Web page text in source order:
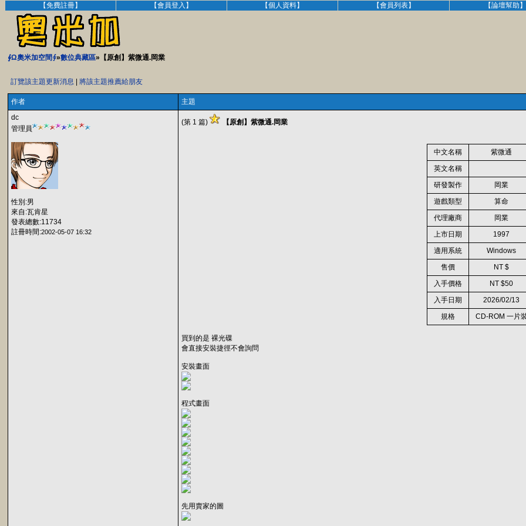
【免費註冊】 【會員登入】 【個人資料】 【會員列表】 【論壇幫助】
∮Ω奧米加空間∮»數位典藏區»【原創】紫微通.岡業
訂覽該主題更新消息 將該主題推薦給朋友
作者
主題
dc
管理員
性別:男
來自:瓦肯星
發表總數:11734
註冊時間:2002-05-07 16:32
(第 1 篇) 【原創】紫微通.岡業
中文名稱
紫微通
英文名稱
研發製作
岡業
遊戲類型
算命
代理廠商
岡業
上市日期
1997
適用系統
Windows
售價
NT $
入手價格
NT $50
入手日期
2026/02/13
規格
CD-ROM 一片
買到的是 裸光碟
會直接安裝捷徑不會詢問
安裝畫面
程式畫面
先用賣家的圖